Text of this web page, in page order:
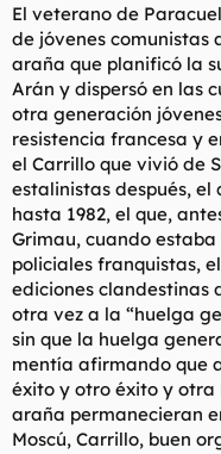
El veterano de
de jóvenes comunistas
araña que planificó la
Arán y dispersó en las
otra generación
resistencia francesa y
el Carrillo que vivió de
estalinistas después, el
hasta 1982, el que,
Grimau, cuando
policiales franquistas,
ediciones clandestinas
otra vez a la “huelga
sin que la huelga
mentía afirmando que
éxito y otro éxito y otra
araña permanecieran
Moscú, Carrillo, buen